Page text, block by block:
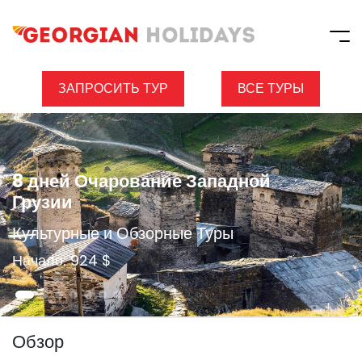
ЗАПРОСИТЬ ТУР ВСЕ ТУРЫ
8 дней Очарование Западной
Грузии
Культурные и Обзорные Туры
Начало: 924 $
Обзор